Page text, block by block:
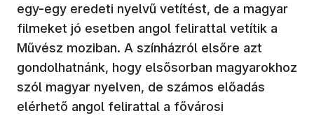
egy-egy eredeti nyelvű vetítést, de a magyar
filmeket jó esetben angol felirattal vetítik a
Művész moziban. A színházról elsőre azt
gondolhatnánk, hogy elsősorban magyarokhoz
szól magyar nyelven, de számos előadás
elérhető angol felirattal a fővárosi